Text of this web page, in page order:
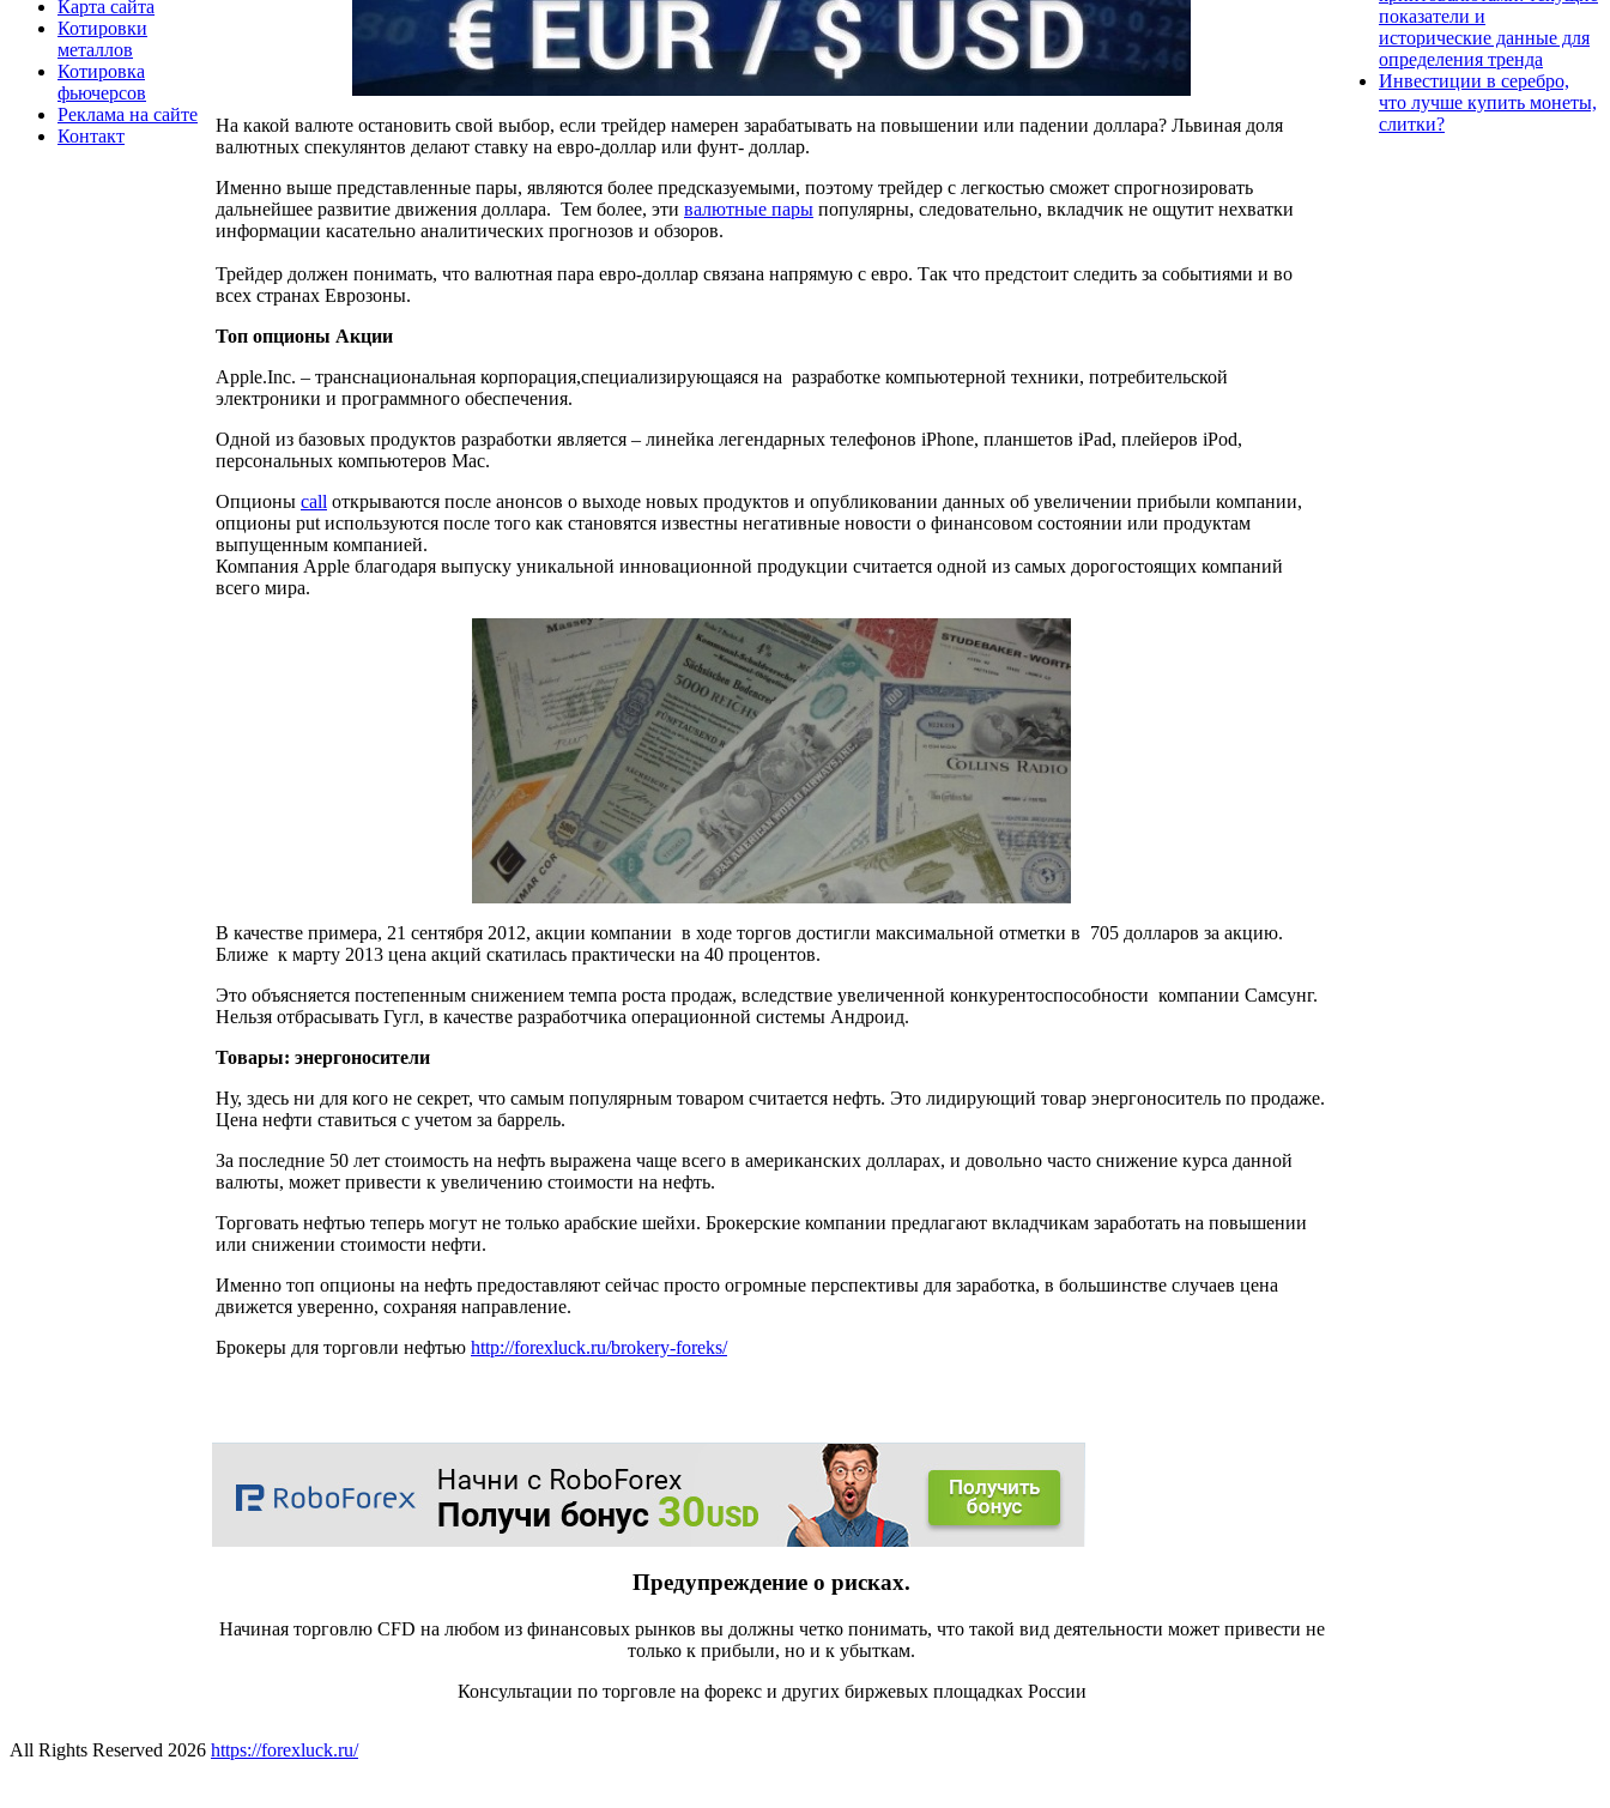
Карта сайта
Котировки
металлов
Котировка
фьючерсов
Реклама на сайте
Контакт
На какой валюте остановить свой выбор, если трейдер намерен зарабатывать на повышении или падении доллара? Львиная доля
валютных спекулянтов делают ставку на евро-доллар или фунт- доллар.
Именно выше представленные пары, являются более предсказуемыми, поэтому трейдер с легкостью сможет спрогнозировать
дальнейшее развитие движения доллара. Тем более, эти валютные пары популярны, следовательно, вкладчик не ощутит нехватки
информации касательно аналитических прогнозов и обзоров.
Трейдер должен понимать, что валютная пара евро-доллар связана напрямую с евро. Так что предстоит следить за событиями и во
всех странах Еврозоны.
Топ опционы Акции
Apple.Inc. – транснациональная корпорация,специализирующаяся на разработке компьютерной техники, потребительской
электроники и программного обеспечения.
Одной из базовых продуктов разработки является – линейка легендарных телефонов iPhone, планшетов iPad, плейеров iPod,
персональных компьютеров Mac.
Опционы call открываются после анонсов о выходе новых продуктов и опубликовании данных об увеличении прибыли компании,
опционы put используются после того как становятся известны негативные новости о финансовом состоянии или продуктам
выпущенным компанией.
Компания Apple благодаря выпуску уникальной инновационной продукции считается одной из самых дорогостоящих компаний
всего мира.
В качестве примера, 21 сентября 2012, акции компании в ходе торгов достигли максимальной отметки в 705 долларов за акцию.
Ближе к марту 2013 цена акций скатилась практически на 40 процентов.
Это объясняется постепенным снижением темпа роста продаж, вследствие увеличенной конкурентоспособности компании Самсунг.
Нельзя отбрасывать Гугл, в качестве разработчика операционной системы Андроид.
Товары: энергоносители
Ну, здесь ни для кого не секрет, что самым популярным товаром считается нефть. Это лидирующий товар энергоноситель по продаже.
Цена нефти ставиться с учетом за баррель.
За последние 50 лет стоимость на нефть выражена чаще всего в американских долларах, и довольно часто снижение курса данной
валюты, может привести к увеличению стоимости на нефть.
Торговать нефтью теперь могут не только арабские шейхи. Брокерские компании предлагают вкладчикам заработать на повышении
или снижении стоимости нефти.
Именно топ опционы на нефть предоставляют сейчас просто огромные перспективы для заработка, в большинстве случаев цена
движется уверенно, сохраняя направление.
Брокеры для торговли нефтью http://forexluck.ru/brokery-foreks/
Предупреждение о рисках.
Начиная торговлю CFD на любом из финансовых рынков вы должны четко понимать, что такой вид деятельности может привести не
только к прибыли, но и к убыткам.
Консультации по торговле на форекс и других биржевых площадках России
показатели и
исторические данные для
определения тренда
Инвестиции в серебро,
что лучше купить монеты,
слитки?
All Rights Reserved 2026 https://forexluck.ru/